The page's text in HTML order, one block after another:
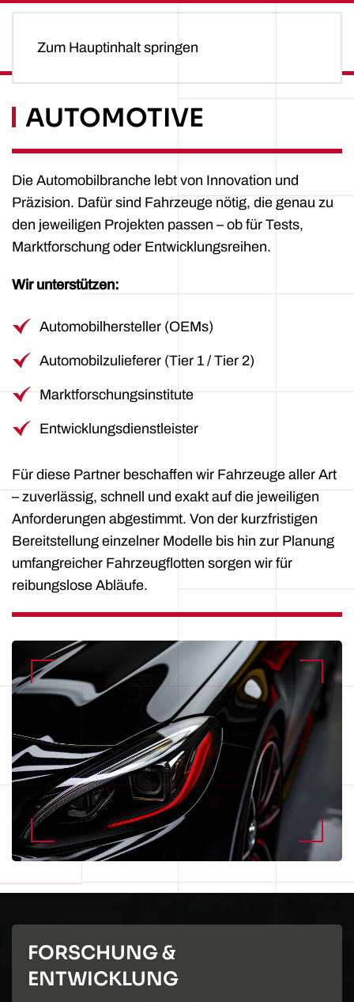
Zum Hauptinhalt springen
AUTOMOTIVE
Die Automobilbranche lebt von Innovation und
Präzision. Dafür sind Fahrzeuge nötig, die genau zu
den jeweiligen Projekten passen – ob für Tests,
Marktforschung oder Entwicklungsreihen.
Wir unterstützen:
Automobilhersteller (OEMs)
Automobilzulieferer (Tier 1 / Tier 2)
Marktforschungsinstitute
Entwicklungsdienstleister
Für diese Partner beschaffen wir Fahrzeuge aller Art
– zuverlässig, schnell und exakt auf die jeweiligen
Anforderungen abgestimmt. Von der kurzfristigen
Bereitstellung einzelner Modelle bis hin zur Planung
umfangreicher Fahrzeugflotten sorgen wir für
reibungslose Abläufe.
FORSCHUNG &
ENTWICKLUNG